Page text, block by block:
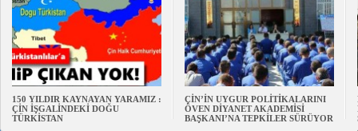
150 YILDIR KAYNAYAN YARAMIZ :
ÇİN İŞGALİNDEKİ DOĞU
TÜRKİSTAN
ÇİN’İN UYGUR POLİTİKALARINI
ÖVEN DİYANET AKADEMİSİ
BAŞKANI’NA TEPKİLER SÜRÜYOR